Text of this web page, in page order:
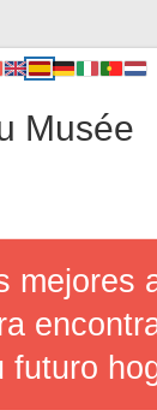
Musée
mejores
futuro